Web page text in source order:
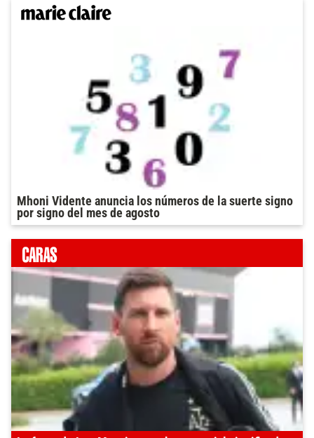
Mhoni Vidente anuncia los números de la suerte signo
por signo del mes de agosto